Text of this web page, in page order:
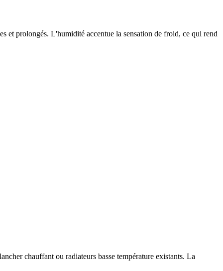
et prolongés. L'humidité accentue la sensation de froid, ce qui rend
chauffant ou radiateurs basse température existants. La